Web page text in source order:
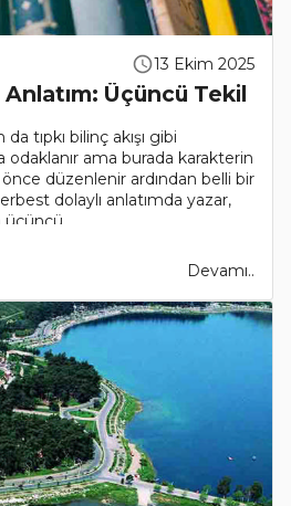
13 Ekim 2025
Üçüncü Tekil
tıpkı bilinç akışı gibi
odaklanır ama burada karakterin
düzenlenir ardından belli bir
dolaylı anlatımda yazar,
..
Devamı..